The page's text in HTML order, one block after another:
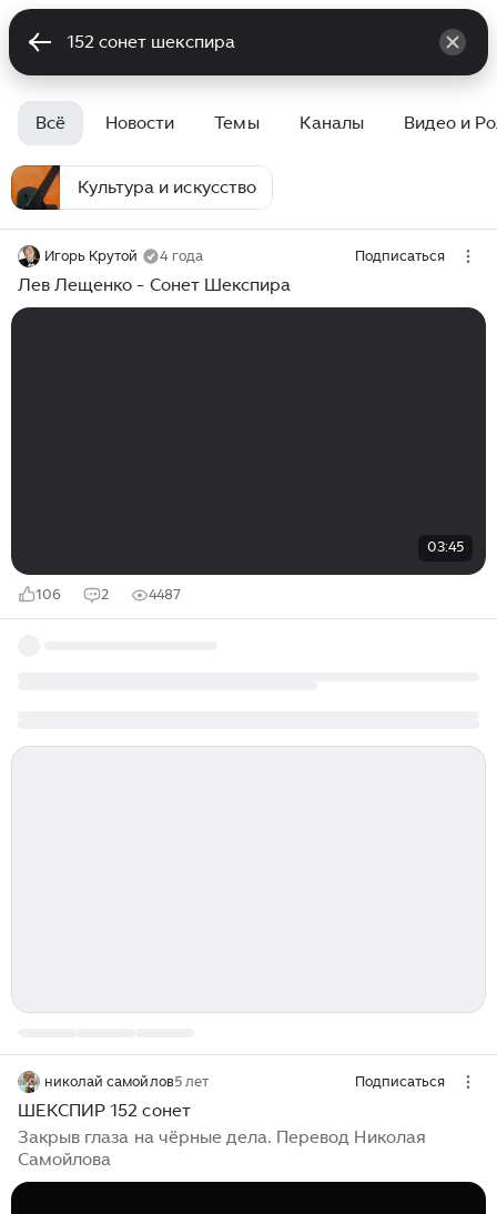
Всё Новости Темы Каналы Видео и
Культура и искусство
Игорь Крутой 4 года Подписаться
Лев Лещенко - Сонет Шекспира
03:45
106 2 4487
николай самойлов5 лет Подписаться
ШЕКСПИР 152 сонет
Закрыв глаза на чёрные дела. Перевод Николая
Самойлова